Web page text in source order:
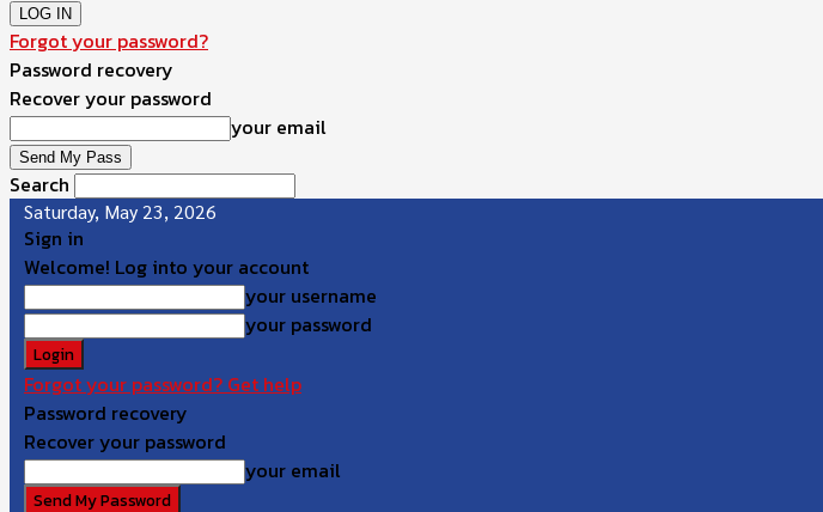
Forgot your password?
Password recovery
Recover your password
your email
Search
Saturday, May 23, 2026
Sign in
Welcome! Log into your account
your username
your password
Forgot your password? Get help
Password recovery
Recover your password
your email